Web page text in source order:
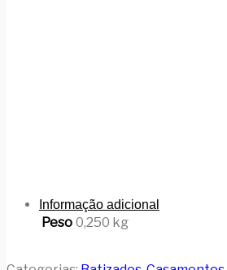
Informação adicional
Peso 0,250 kg